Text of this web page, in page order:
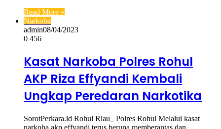
Read More »
Narkoba
admin08/04/2023
0 456
Kasat Narkoba Polres Rohul
AKP Riza Effyandi Kembali
Ungkap Peredaran Narkotika
SorotPerkara.id Rohul Riau_ Polres Rohul Melalui kasat
narkoba akp effyandi terus berupa memberantas dan